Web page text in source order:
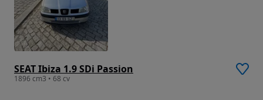
SEAT Ibiza 1.9 SDi Passion
1896 cm3 • 68 cv